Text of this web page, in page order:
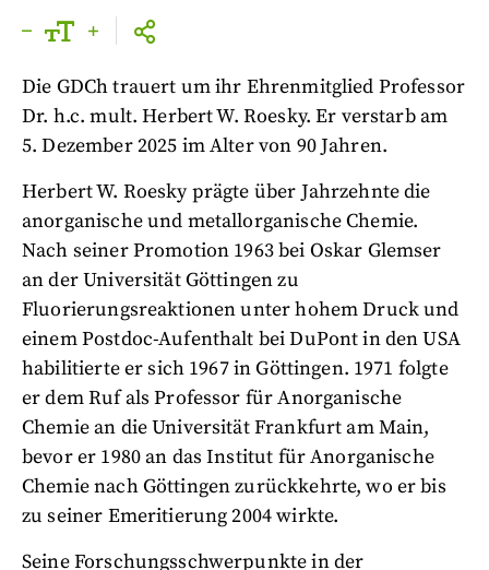
Die GDCh trauert um ihr Ehrenmitglied Professor
Dr. h.c. mult. Herbert W. Roesky. Er verstarb am
5. Dezember 2025 im Alter von 90 Jahren.
Herbert W. Roesky prägte über Jahrzehnte die
anorganische und metallorganische Chemie.
Nach seiner Promotion 1963 bei Oskar Glemser
an der Universität Göttingen zu
Fluorierungsreaktionen unter hohem Druck und
einem Postdoc-Aufenthalt bei DuPont in den USA
habilitierte er sich 1967 in Göttingen. 1971 folgte
er dem Ruf als Professor für Anorganische
Chemie an die Universität Frankfurt am Main,
bevor er 1980 an das Institut für Anorganische
Chemie nach Göttingen zurückkehrte, wo er bis
zu seiner Emeritierung 2004 wirkte.
Seine Forschungsschwerpunkte in der